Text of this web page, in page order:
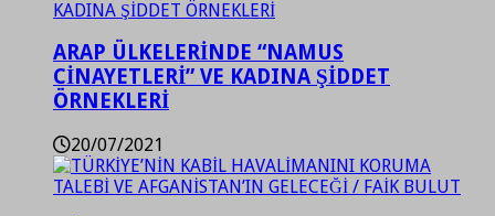
ARAP ÜLKELERİNDE “NAMUS
CİNAYETLERİ” VE KADINA ŞİDDET
ÖRNEKLERİ
20/07/2021